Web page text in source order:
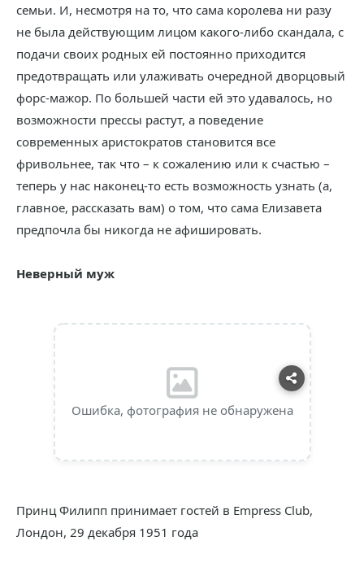
семьи. И, несмотря на то, что сама королева ни разу
не была действующим лицом какого-либо скандала, с
подачи своих родных ей постоянно приходится
предотвращать или улаживать очередной дворцовый
форс-мажор. По большей части ей это удавалось, но
возможности прессы растут, а поведение
современных аристократов становится все
фривольнее, так что – к сожалению или к счастью –
теперь у нас наконец-то есть возможность узнать (а,
главное, рассказать вам) о том, что сама Елизавета
предпочла бы никогда не афишировать.
Неверный муж
Ошибка, фотография не обнаружена
Принц Филипп принимает гостей в Empress Club,
Лондон, 29 декабря 1951 года